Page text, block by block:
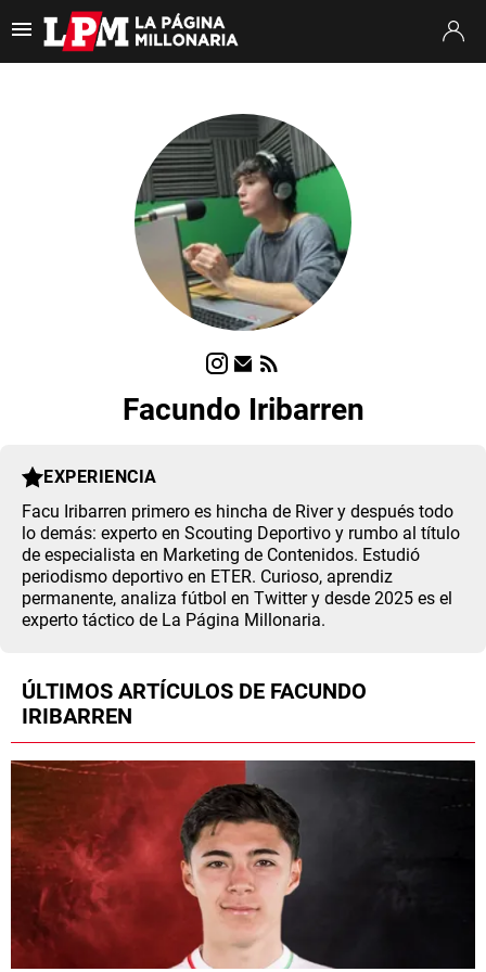
TORNEO CLAUSURA
SUDAMERICANA
ANÁLISIS TÁCTICO
CHACHO COUDET
APUESTAS
GUÍAS
CÓDIGOS
PRONÓSTICOS
APUESTA DEL DÍA
QUIENES SOMOS STAFF
CONTACTO
ESCRIBÍ EN LA PÁGINA MILLONARIAAPUESTAS
La Página Millonaria es un sitio no oficial, creado por socios e
hinchas de River y no tiene afiliación alguna con el club Atlético River
Plate.
Esta sección no tiene relación alguna con el club. Para visitar el sitio
oficial
haz click aquí
Facundo Iribarren
EXPERIENCIA
Facu Iribarren primero es hincha de River y después todo
lo demás: experto en Scouting Deportivo y rumbo al título
de especialista en Marketing de Contenidos. Estudió
periodismo deportivo en ETER. Curioso, aprendiz
permanente, analiza fútbol en Twitter y desde 2025 es el
experto táctico de La Página Millonaria.
ÚLTIMOS ARTÍCULOS DE FACUNDO
IRIBARREN